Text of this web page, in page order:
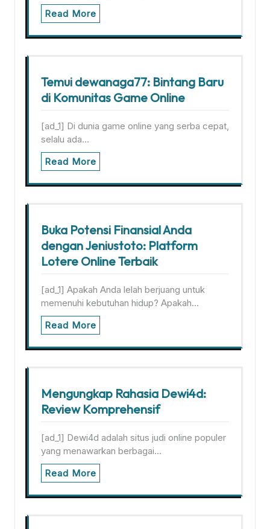
Read More
Temui dewanaga77: Bintang Baru
di Komunitas Game Online
[ad_1] Di dunia game online yang serba cepat,
selalu ada…
Read More
Buka Potensi Finansial Anda
dengan Jeniustoto: Platform
Lotere Online Terbaik
[ad_1] Apakah Anda lelah berjuang untuk
memenuhi kebutuhan hidup? Apakah…
Read More
Mengungkap Rahasia Dewi4d:
Review Komprehensif
[ad_1] Dewi4d adalah situs judi online populer
yang menawarkan berbagai…
Read More